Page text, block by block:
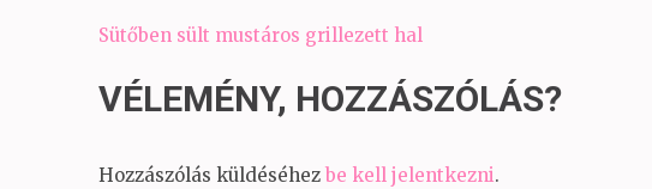
Bejegyzés
Sütőben sült mustáros grillezett hal
VÉLEMÉNY, HOZZÁSZÓLÁS?
Hozzászólás küldéséhez be kell jelentkezni.